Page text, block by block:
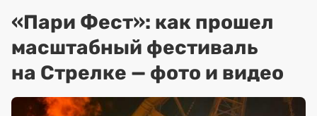
«Пари Фест»: как прошел
масштабный фестиваль
на Стрелке — фото и видео